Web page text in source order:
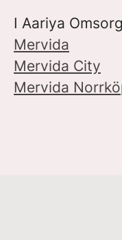
I Aariya
Mervida
Mervida City
Mervida